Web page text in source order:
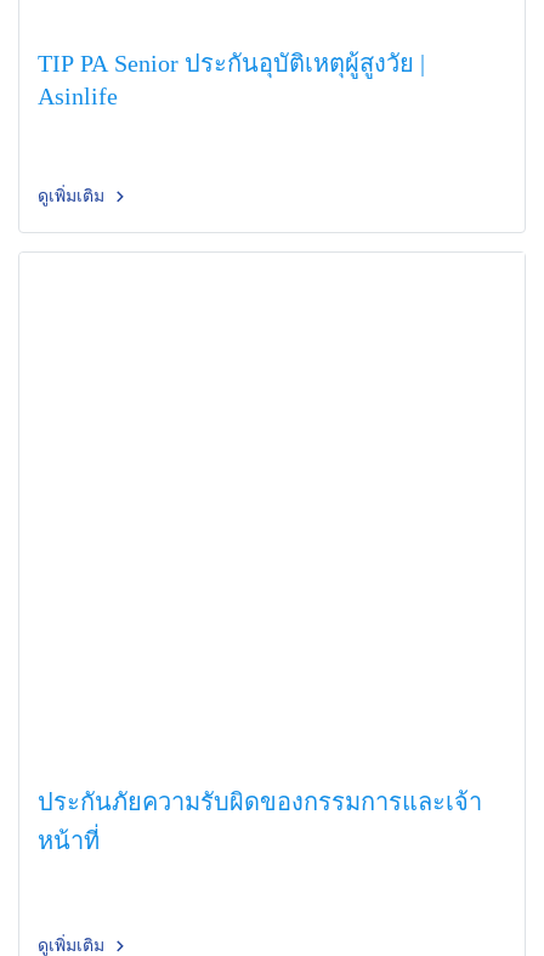
TIP PA Senior ประกันอุบัติเหตุผู้สูงวัย |
Asinlife
ดูเพิ่มเติม
ประกันภัยความรับผิดของกรรมการและเจ้า
หน้าที่
ดูเพิ่มเติม